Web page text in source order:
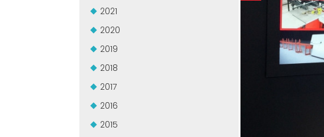
2021
2020
2019
2018
2017
2016
2015